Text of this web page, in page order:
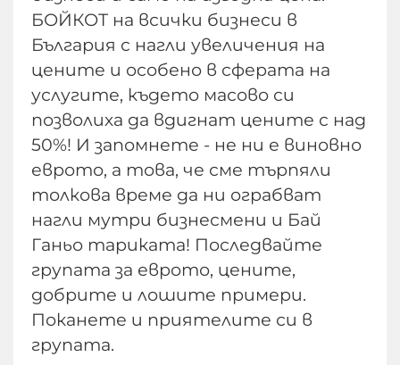
БОЙКОТ на всички бизнеси в
България с нагли увеличения на
цените и особено в сферата на
услугите, където масово си
позволиха да вдигнат цените с над
50%! И запомнете - не ни е виновно
еврото, а това, че сме търпяли
толкова време да ни ограбват
нагли мутри бизнесмени и Бай
Ганьо тариката! Последвайте
групата за еврото, цените,
добрите и лошите примери.
Поканете и приятелите си в
групата.